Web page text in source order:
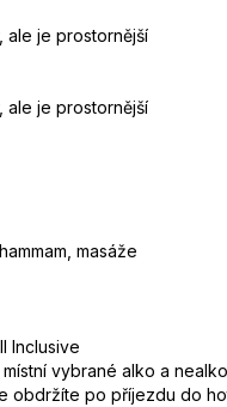
ale je prostornější
ale je prostornější
masáže
Inclusive
vybrané alko a
obdržíte po příjezdu do